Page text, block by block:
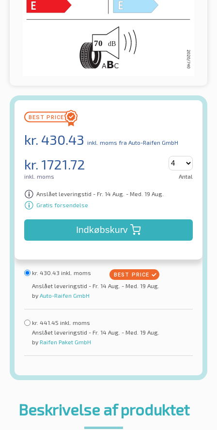
kr. 430.43 inkl. moms fra Auto-Raifen GmbH
kr. 1721.72
inkl. moms Antal
Anslået leveringstid - Fr. 14 Aug. - Med. 19 Aug.
Gratis forsendelse
Indkøbskurv
kr. 430.43 inkl. moms
Anslået leveringstid - Fr. 14 Aug. - Med. 19 Aug.
by Auto-Raifen GmbH
kr. 441.45 inkl. moms
Anslået leveringstid - Fr. 14 Aug. - Med. 19 Aug.
by Raifen Paket GmbH
Beskrivelse af produktet